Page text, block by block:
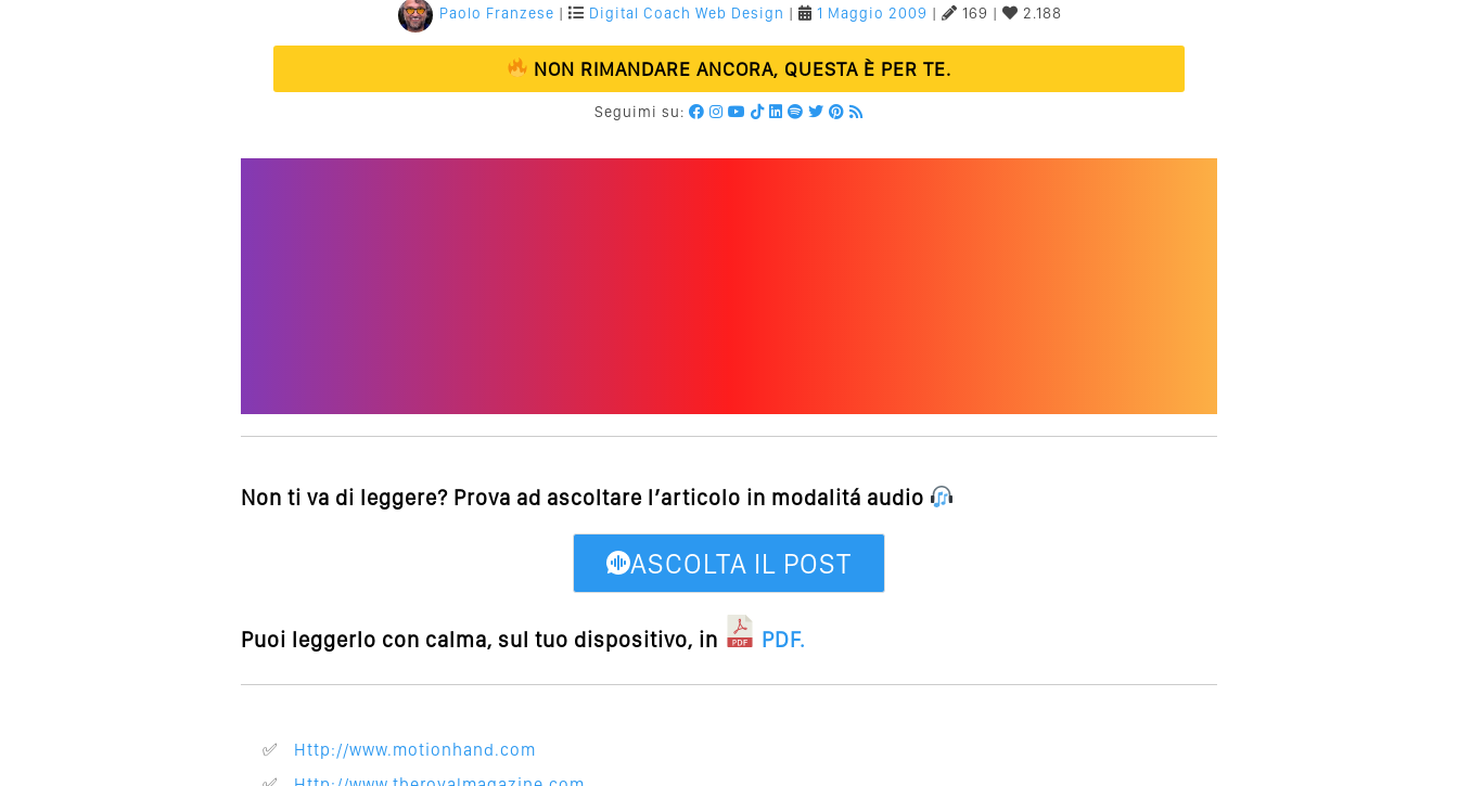
Paolo Franzese | Digital Coach Web Design | 1 Maggio 2009 | 169 | 2.188
NON RIMANDARE ANCORA, QUESTA È PER TE.
Seguimi su:
Non ti va di leggere? Prova ad ascoltare l’articolo in modalitá audio
ASCOLTA IL POST
Puoi leggerlo con calma, sul tuo dispositivo, in PDF.
http://www.motionhand.com